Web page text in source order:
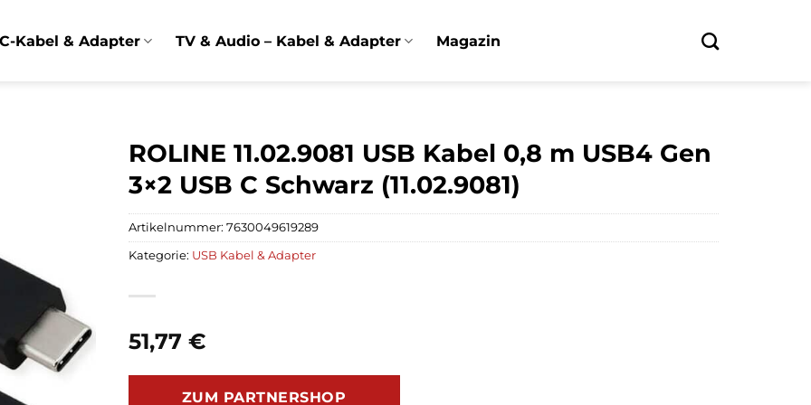
Kabel & Adapter TV & Audio – Kabel & Adapter Magazin
ROLINE 11.02.9081 USB Kabel 0,8 m USB4 Gen
3×2 USB C Schwarz (11.02.9081)
51,77 €
ZUM PARTNERSHOP
Artikelnummer: 7630049619289
Kategorie: USB Kabel & Adapter